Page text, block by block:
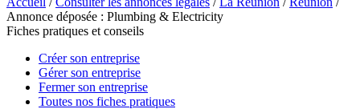
Annonce déposée : Plumbing & Electricity
Fiches pratiques et conseils
Créer son entreprise
Gérer son entreprise
Fermer son entreprise
Toutes nos fiches pratiques